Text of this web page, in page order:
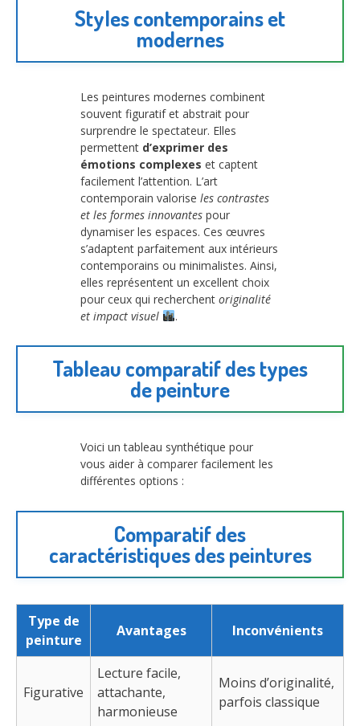
Styles contemporains et
modernes
Les peintures modernes combinent
souvent figuratif et abstrait pour
surprendre le spectateur. Elles
permettent d’exprimer des
émotions complexes et captent
facilement l’attention. L’art
contemporain valorise les contrastes
et les formes innovantes pour
dynamiser les espaces. Ces œuvres
s’adaptent parfaitement aux intérieurs
contemporains ou minimalistes. Ainsi,
elles représentent un excellent choix
pour ceux qui recherchent originalité
et impact visuel
.
Tableau comparatif des types
de peinture
Voici un tableau synthétique pour
vous aider à comparer facilement les
différentes options :
Comparatif des
caractéristiques des peintures
Type de
peinture
Avantages Inconvénients
Figurative
Lecture facile,
attachante,
harmonieuse
Moins d’originalité,
parfois classique